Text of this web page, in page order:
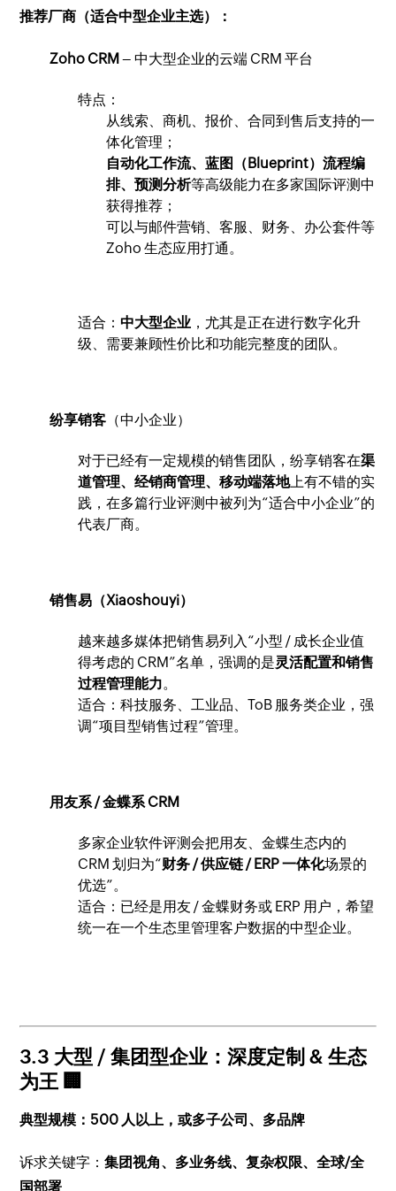
推荐厂商（适合中型企业主选）：
Zoho CRM – 中大型企业的云端 CRM 平台
特点：
从线索、商机、报价、合同到售后支持的一
体化管理；
自动化工作流、蓝图（Blueprint）流程编
排、预测分析等高级能力在多家国际评测中
获得推荐；
可以与邮件营销、客服、财务、办公套件等
Zoho 生态应用打通。
适合：中大型企业 ，尤其是正在进行数字化升
级、需要兼顾性价比和功能完整度的团队。
纷享销客 （中小企业）
对于已经有一定规模的销售团队，纷享销客在渠
道管理、经销商管理、移动端落地上有不错的实
践，在多篇行业评测中被列为“适合中小企业”的
代表厂商。
销售易（Xiaoshouyi）
越来越多媒体把销售易列入“小型 / 成长企业值
得考虑的 CRM”名单，强调的是灵活配置和销售
过程管理能力。
适合：科技服务、工业品、ToB 服务类企业，强
调“项目型销售过程”管理。
用友系 / 金蝶系 CRM
多家企业软件评测会把用友、金蝶生态内的
CRM 划归为“财务 / 供应链 / ERP 一体化场景的
优选”。
适合：已经是用友 / 金蝶财务或 ERP 用户，希望
统一在一个生态里管理客户数据的中型企业。
3.3 大型 / 集团型企业：深度定制 & 生态
为王 🏢
典型规模：500 人以上，或多子公司、多品牌
诉求关键字：集团视角、多业务线、复杂权限、全球/全
国部署